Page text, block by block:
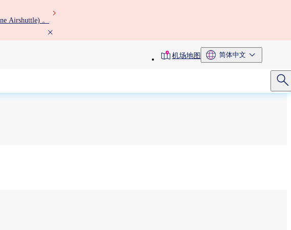
Airshuttle) 。
toolbar机场地图 简体中文